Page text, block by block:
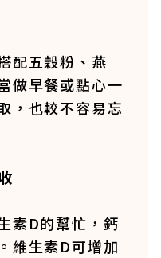
配五穀粉、燕
做早餐或點心一
，也較不容易忘
素D的幫忙，鈣
維生素D可增加